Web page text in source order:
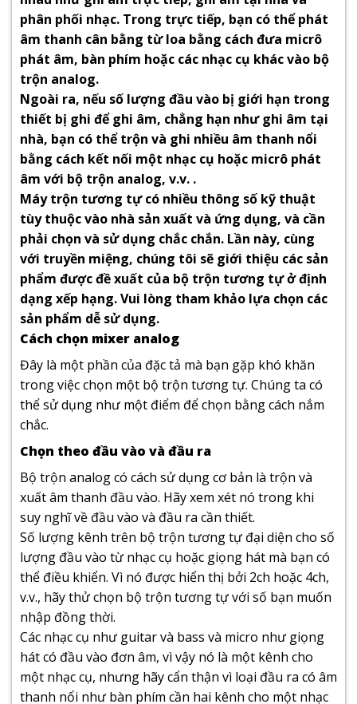
phân phối nhạc. Trong trực tiếp, bạn có thể phát
âm thanh cân bằng từ loa bằng cách đưa micrô
phát âm, bàn phím hoặc các nhạc cụ khác vào bộ
trộn analog.
Ngoài ra, nếu số lượng đầu vào bị giới hạn trong
thiết bị ghi để ghi âm, chẳng hạn như ghi âm tại
nhà, bạn có thể trộn và ghi nhiều âm thanh nổi
bằng cách kết nối một nhạc cụ hoặc micrô phát
âm với bộ trộn analog, v.v. .
Máy trộn tương tự có nhiều thông số kỹ thuật
tùy thuộc vào nhà sản xuất và ứng dụng, và cần
phải chọn và sử dụng chắc chắn. Lần này, cùng
với truyền miệng, chúng tôi sẽ giới thiệu các sản
phẩm được đề xuất của bộ trộn tương tự ở định
dạng xếp hạng. Vui lòng tham khảo lựa chọn các
sản phẩm dễ sử dụng.
Cách chọn mixer analog
Đây là một phần của đặc tả mà bạn gặp khó khăn
trong việc chọn một bộ trộn tương tự. Chúng ta có
thể sử dụng như một điểm để chọn bằng cách nắm
chắc.
Chọn theo đầu vào và đầu ra
Bộ trộn analog có cách sử dụng cơ bản là trộn và
xuất âm thanh đầu vào. Hãy xem xét nó trong khi
suy nghĩ về đầu vào và đầu ra cần thiết.
Số lượng kênh trên bộ trộn tương tự đại diện cho số
lượng đầu vào từ nhạc cụ hoặc giọng hát mà bạn có
thể điều khiển. Vì nó được hiển thị bởi 2ch hoặc 4ch,
v.v., hãy thử chọn bộ trộn tương tự với số bạn muốn
nhập đồng thời.
Các nhạc cụ như guitar và bass và micro như giọng
hát có đầu vào đơn âm, vì vậy nó là một kênh cho
một nhạc cụ, nhưng hãy cẩn thận vì loại đầu ra có âm
thanh nổi như bàn phím cần hai kênh cho một nhạc